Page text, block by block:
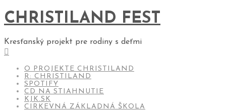
CHRISTILAND FEST
Kresťanský projekt pre rodiny s deťmi
O PROJEKTE CHRISTILAND
R: CHRISTILAND
SPOTIFY
CD NA STIAHNUTIE
KJK.SK
CIRKEVNÁ ZÁKLADNÁ ŠKOLA